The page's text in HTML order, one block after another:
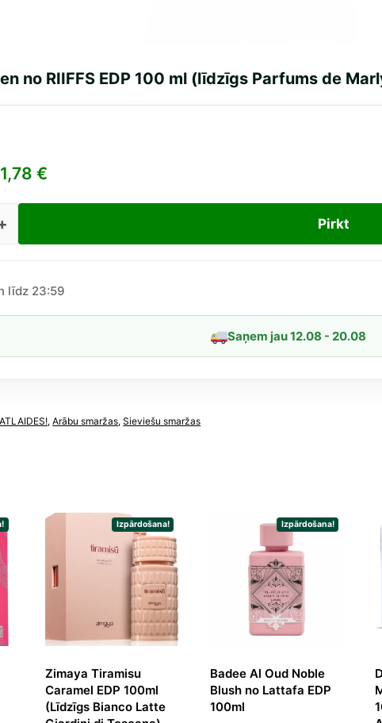
no RIIFFS EDP 100 ml (līdzīgs Parfums de
€
Pirkt
līdz 23:59
Saņem jau 12.08 - 20.08
,Arābu smaržas,Sieviešu smaržas
Izpārdošana!
Zimaya Tiramisu
Caramel EDP 100ml
(Līdzīgs Bianco Latte
Izpārdošana!
Badee Al Oud Noble
Blush no Lattafa EDP
100ml